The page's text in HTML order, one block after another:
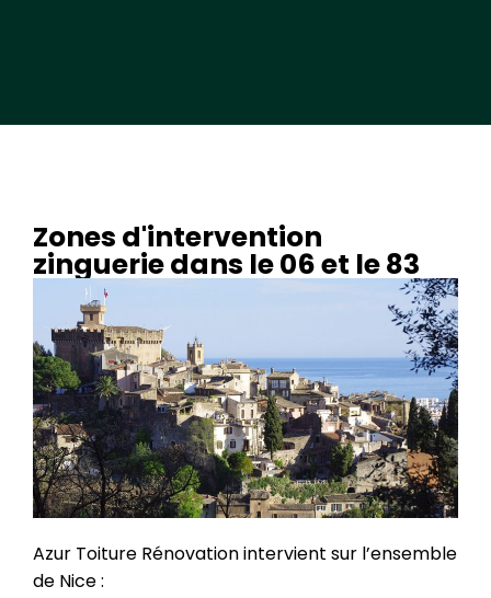
Zones d'intervention
zinguerie dans le 06 et le 83
Azur Toiture Rénovation intervient sur l’ensemble
de Nice :